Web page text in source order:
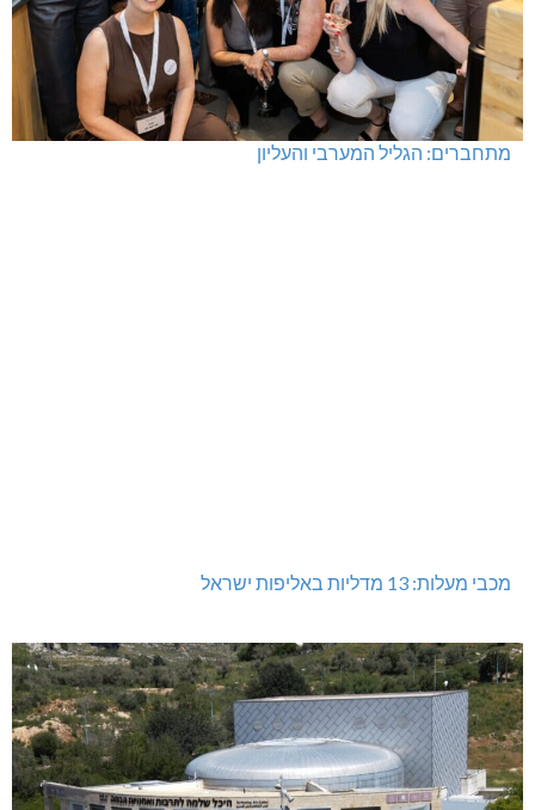
מתחברים: הגליל המערבי והעליון
מכבי מעלות: 13 מדליות באליפות ישראל